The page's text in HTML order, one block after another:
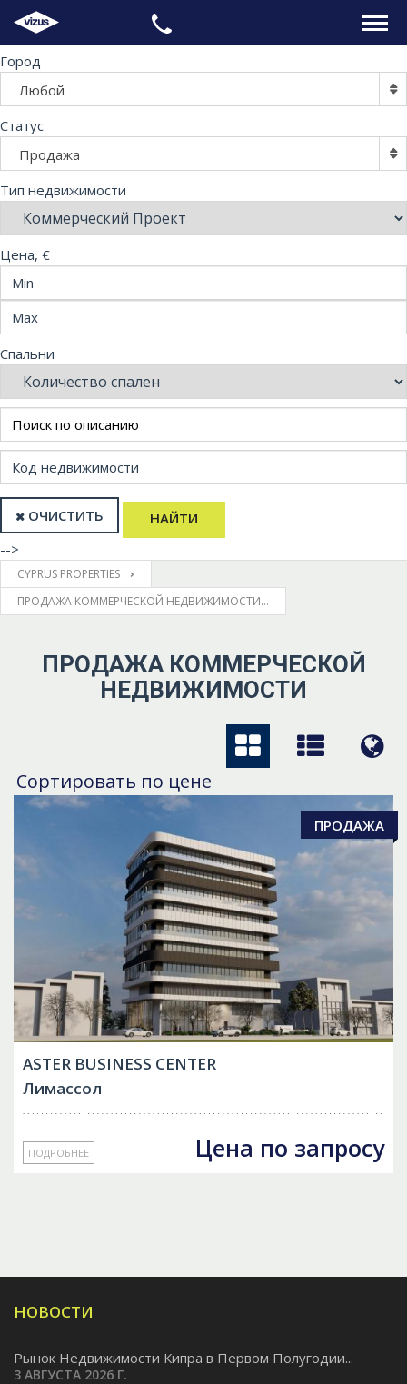
ГЛАВНАЯ
ПРАВОВЫЕ ВОПРОСЫ
ИНФОРМАЦИЯ
ЯЗЫК
Город
Любой
Статус
Продажа
Тип недвижимости
Цена, €
Спальни
ОЧИСТИТЬ
НАЙТИ
-->
CYPRUS PROPERTIES
ПРОДАЖА КОММЕРЧЕСКОЙ НЕДВИЖИМОСТИ...
ПРОДАЖА КОММЕРЧЕСКОЙ
НЕДВИЖИМОСТИ
Сортировать по цене
ПРОДАЖА
ASTER BUSINESS CENTER
Лимассол
ПОДРОБНЕЕ Цена по запросу
НОВОСТИ
Рынок Недвижимости Кипра в Первом Полугодии...
3 АВГУСТА 2026 Г.